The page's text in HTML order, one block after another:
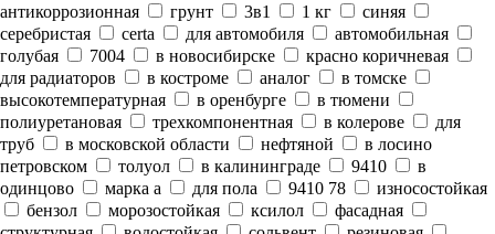
антикоррозионная
грунт 3в1 1 кг
синяя
серебристая
certa для автомобиля
автомобильная
голубая
7004 в новосибирске
красно коричневая
для радиаторов
в костроме аналог
в томске
высокотемпературная
в оренбурге
в тюмени
полиуретановая
трехкомпонентная в колерове
для
труб
в московской области нефтяной
в лосино
петровском
толуол в калининграде 9410
в
одинцово
марка а для пола 9410 78
износостойкая
бензол
морозостойкая ксилол
фасадная